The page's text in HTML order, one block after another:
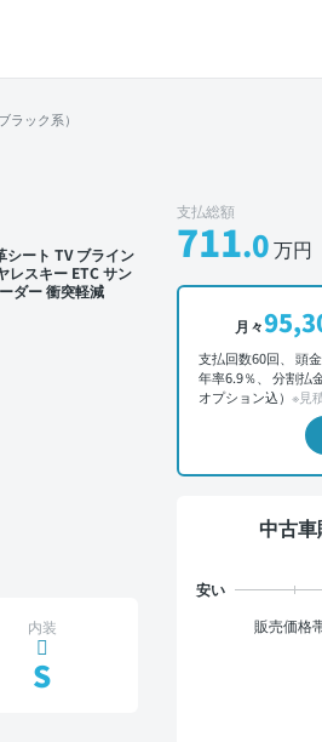
ラック系）
シート TV ブライン
レスキー ETC サン
ダー 衝突軽減
支払総額
711.0万円
月々
支払回数60回、 頭
年率6.9％、 分割払
オプション込） ※見
中古
販売価格
内装
S